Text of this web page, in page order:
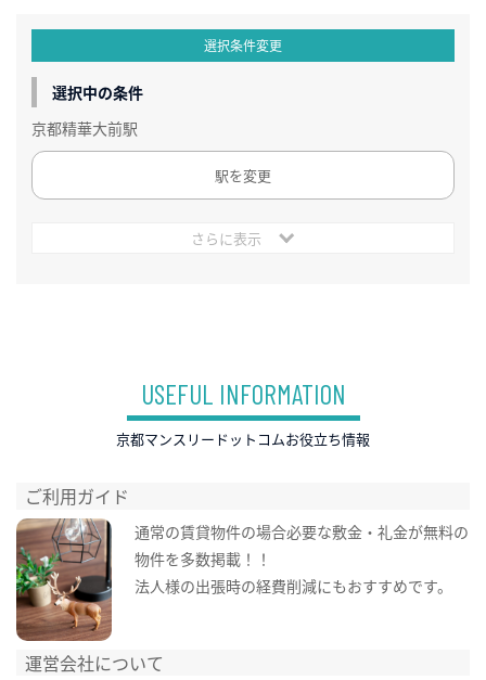
選択条件変更
選択中の条件
京都精華大前駅
駅を変更
さらに表示
USEFUL INFORMATION
京都マンスリードットコムお役立ち情報
ご利用ガイド
通常の賃貸物件の場合必要な敷金・礼金が無料の
物件を多数掲載！！
法人様の出張時の経費削減にもおすすめです。
運営会社について